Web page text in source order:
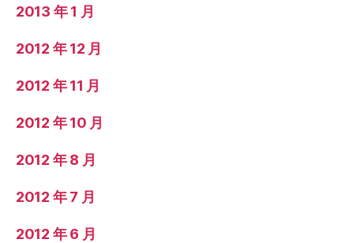
2013 年 1 月
2012 年 12 月
2012 年 11 月
2012 年 10 月
2012 年 8 月
2012 年 7 月
2012 年 6 月